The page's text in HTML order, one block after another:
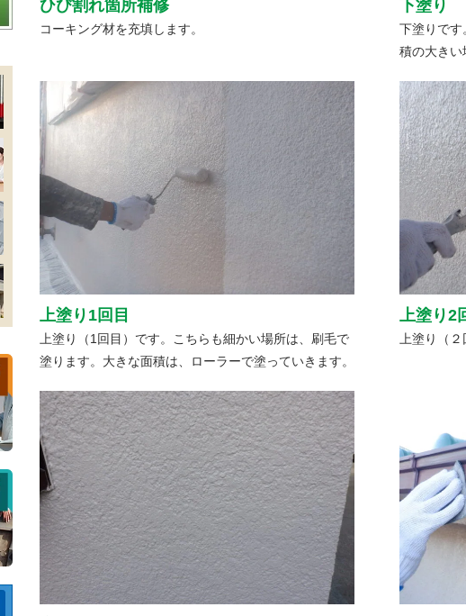
ひび割れ箇所補修
コーキング材を充填します。
下塗り
下塗りです
積の大きい
上塗り1回目
上塗り（1回目）です。こちらも細かい場所は、刷毛で
塗ります。大きな面積は、ローラーで塗っていきます。
上塗り2
上塗り（